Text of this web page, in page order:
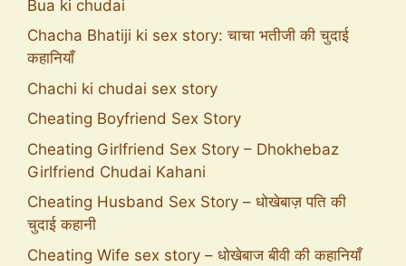
Bua ki chudai
Chacha Bhatiji ki sex story: चाचा भतीजी की चुदाई
कहानियाँ
Chachi ki chudai sex story
Cheating Boyfriend Sex Story
Cheating Girlfriend Sex Story – Dhokhebaz
Girlfriend Chudai Kahani
Cheating Husband Sex Story – धोखेबाज़ पति की
चुदाई कहानी
Cheating Wife sex story – धोखेबाज बीवी की कहानियाँ